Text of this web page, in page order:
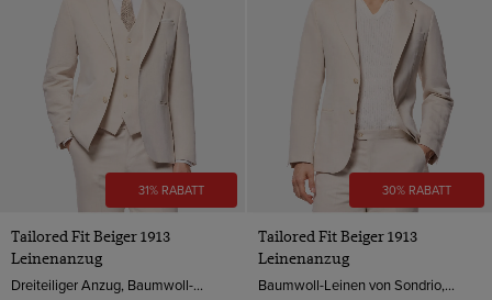
31% RABATT
Tailored Fit Beiger 1913
Leinenanzug
Dreiteiliger Anzug, Baumwoll-Leinen aus Sondrio, Italien
30% RABATT
Tailored Fit Beiger 1913
Leinenanzug
Baumwoll-Leinen von Sondrio, Italien